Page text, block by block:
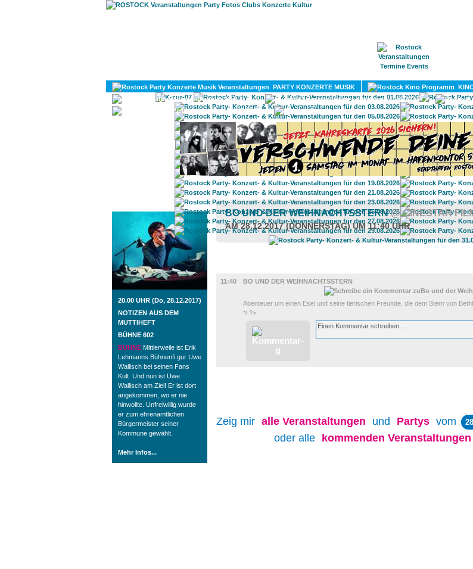
PARTY KONZERTE MUSIK
KULTUR
LITERATUR
DIVERSES
UMLAND
ROSTOCK TAGESTIPP
20.00 UHR (Do, 28.12.2017)
NOTIZEN AUS DEM
MUTTIHEFT
BÜHNE 602
BÜHNE Mittlerweile ist Erik
Lehmanns Bühnenfi gur Uwe
Wallisch bei seinen Fans
Kult. Und nun ist Uwe
Wallisch am Ziel! Er ist dort
angekommen, wo er nie
hinwollte. Unfreiwillig wurde
er zum ehrenamtlichen
Bürgermeister seiner
Kommune gewählt.
Mehr Infos...
BO UND DER WEIHNACHTSSTERN@ CINESTAR
AM 28.12.2017 (DONNERSTAG) UM 11:40 UHR
11:40
BO UND DER WEIHNACHTSSTERN
Abenteuer um einen Esel und seine tierischen Freunde, die dem Stern von
*/ ?>
Zeig mir alle Veranstaltungen und Partys vom
oder alle
kommenden Veranstaltungen